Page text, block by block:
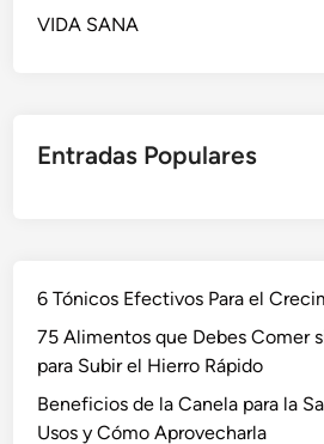
VIDA SANA
Entradas Populares
6 Tónicos Efectivos Para el
75 Alimentos que Debes Comer
para Subir el Hierro Rápido
Beneficios de la Canela para la
Usos y Cómo Aprovecharla